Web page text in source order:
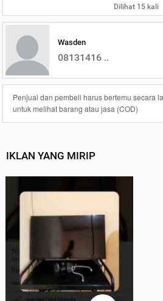
Dilihat 15 kali
Wasden
08131416 ..
Penjual dan pembeli harus bertemu secara
untuk melihat barang atau jasa (COD)
IKLAN YANG MIRIP